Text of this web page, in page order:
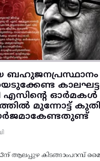
ബഹുജനപ്രസ്ഥാനം
എസിന്റെ
മുന്നോട്ട്‌
ആലപ്പുഴ കിടങ്ങാംപറമ്പ്‌